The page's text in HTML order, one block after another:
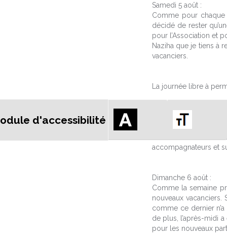
d'accessibilité
Samedi 5 août :
Comme pour
décidé de rester
pour l’Association et
Naziha que je tiens à
vacanciers.
La journée libre à
En fin d’après-midi,
de notre arrivée au
accompagnateurs et
Dimanche 6 août :
Comme la semaine
nouveaux
comme ce dernier
de plus, l’après-midi
pour les nouveaux